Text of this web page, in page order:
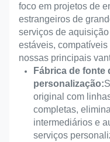
foco em projetos de
estrangeiros de
serviços de
estáveis,
nossas principais
Fábrica de fonte
personalização:
original com
completas,
intermediários e
serviços